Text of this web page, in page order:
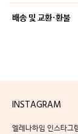
배송 및 교환·환불
INSTAGRAM
엘레나하임 인스타그